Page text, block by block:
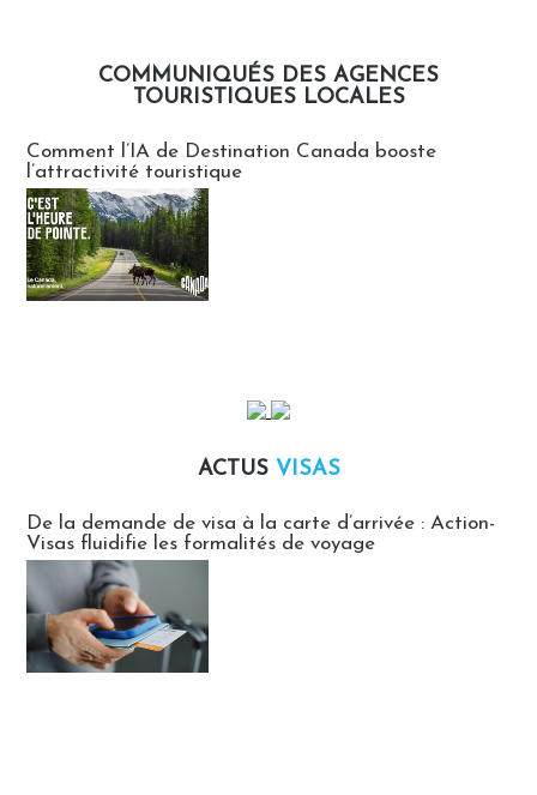
COMMUNIQUÉS DES AGENCES
TOURISTIQUES LOCALES
Comment l’IA de Destination Canada booste
l’attractivité touristique
ACTUS VISAS
De la demande de visa à la carte d’arrivée : Action-
Visas fluidifie les formalités de voyage